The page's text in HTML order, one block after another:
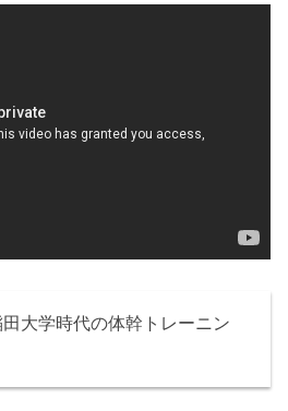
大学時代の体幹トレーニン